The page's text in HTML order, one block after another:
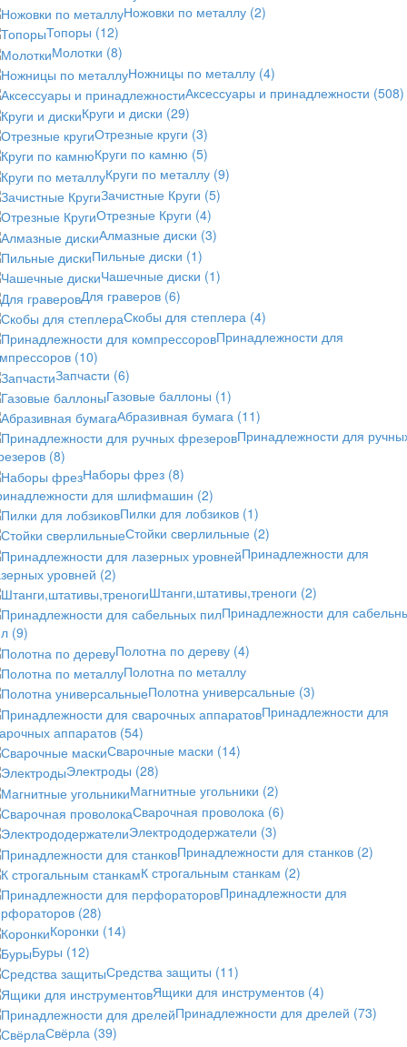
Ножовки по металлу (2)
Топоры (12)
Молотки (8)
Ножницы по металлу (4)
Аксессуары и принадлежности (508)
Круги и диски (29)
Отрезные круги (3)
Круги по камню (5)
Круги по металлу (9)
Зачистные Круги (5)
Отрезные Круги (4)
Алмазные диски (3)
Пильные диски (1)
Чашечные диски (1)
Для граверов (6)
Скобы для степлера (4)
Принадлежности для
(10)
Запчасти (6)
Газовые баллоны (1)
Абразивная бумага (11)
Принадлежности для
(8)
Наборы фрез (8)
для шлифмашин (2)
Пилки для лобзиков (1)
Стойки сверлильные (2)
Принадлежности для
уровней (2)
Штанги,штативы,треноги (2)
Принадлежности для
(9)
Полотна по дереву (4)
Полотна по металлу
Полотна универсальные (3)
Принадлежности для
аппаратов (54)
Сварочные маски (14)
Электроды (28)
Магнитные угольники (2)
Сварочная проволока (6)
Электрододержатели (3)
Принадлежности для станков (2)
К строгальным станкам (2)
Принадлежности для
(28)
Коронки (14)
Буры (12)
Средства защиты (11)
Ящики для инструментов (4)
Принадлежности для дрелей (73)
Свёрла (39)